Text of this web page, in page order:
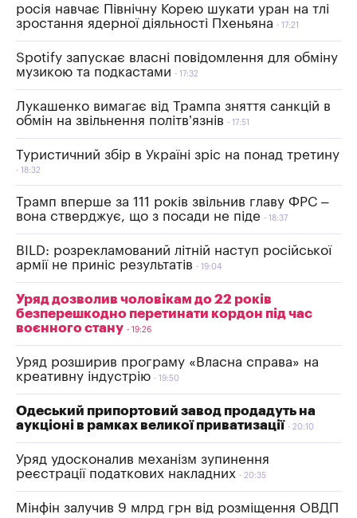
росія навчає Північну Корею шукати уран на тлі
зростання ядерної діяльності Пхеньяна
17:21
Spotify запускає власні повідомлення для обміну
музикою та подкастами
17:32
Лукашенко вимагає від Трампа зняття санкцій в
обмін на звільнення політв’язнів
17:51
Туристичний збір в Україні зріс на понад третину
18:32
Трамп вперше за 111 років звільнив главу ФРС –
вона стверджує, що з посади не піде
18:37
BILD: розрекламований літній наступ російської
армії не приніс результатів
19:04
Уряд дозволив чоловікам до 22 років
безперешкодно перетинати кордон під час
воєнного стану
19:26
Уряд розширив програму «Власна справа» на
креативну індустрію
19:50
Одеський припортовий завод продадуть на
аукціоні в рамках великої приватизації
20:10
Уряд удосконалив механізм зупинення
реєстрації податкових накладних
20:35
Мінфін залучив 9 млрд грн від розміщення ОВДП